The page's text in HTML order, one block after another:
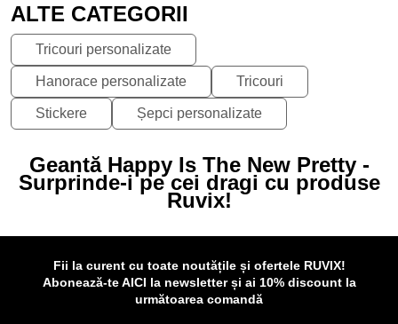
ALTE CATEGORII
Tricouri personalizate
Hanorace personalizate Tricouri
Stickere Șepci personalizate
Geantă Happy Is The New Pretty -
Surprinde-i pe cei dragi cu produse
Ruvix!
Fii la curent cu toate noutățile și ofertele RUVIX!
Abonează-te AICI la newsletter și ai 10% discount la
următoarea comandă